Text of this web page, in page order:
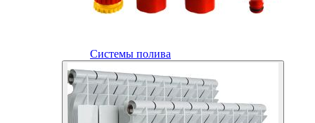
Системы полива